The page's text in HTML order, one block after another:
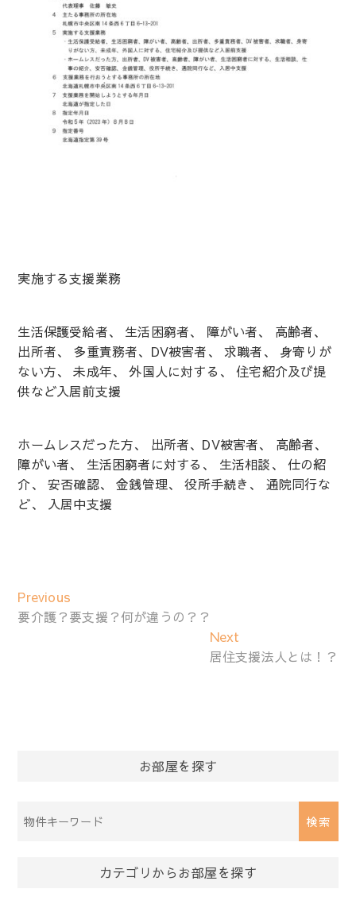
実施する支援業務
生活保護受給者、 生活困窮者、 障がい者、 高齢者、
出所者、 多重責務者、DV被害者、 求職者、 身寄りが
ない方、 未成年、 外国人に対する、 住宅紹介及び提
供など入居前支援
ホームレスだった方、 出所者、DV被害者、 高齢者、
障がい者、 生活困窮者に対する、 生活相談、 仕の紹
介、 安否確認、 金銭管理、 役所手続き、 通院同行な
ど、 入居中支援
投
稿
Previous
post:
要介護？要支援？何が違うの？？
Next
post:
居住支援法人とは！？
お部屋を探す
件
カテゴリからお部屋を探す